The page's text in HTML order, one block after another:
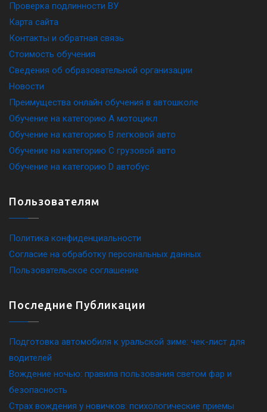
Проверка подлинности ВУ
Карта сайта
Контакты и обратная связь
Стоимость обучения
Сведения об образовательной организации
Новости
Преимущества онлайн обучения в автошколе
Обучение на категорию A мотоцикл
Обучение на категорию B легковой авто
Обучение на категорию C грузовой авто
Обучение на категорию D автобус
Пользователям
Политика конфиденциальности
Согласие на обработку персональных данных
Пользовательское соглашение
Последние Публикации
Подготовка автомобиля к уральской зиме: чек-лист для
водителей
Вождение ночью: правила пользования светом фар и
безопасность
Страх вождения у новичков: психологические приемы